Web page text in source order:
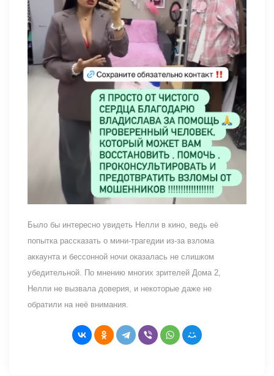
Было бы интересно увидеть Нелли в кино, ведь её
попытка рассказать о мини-трагедии из-за взлома
аккаунта и бессонной ночи оказалась не слишком
убедительной. По мнению многих зрителей Дома 2,
Нелли не вызвала доверия, и некоторые даже не
обратили на неё внимания.